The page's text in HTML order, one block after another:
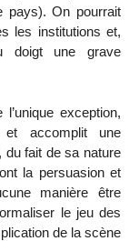
pays). On pourrait
les institutions et,
doigt une grave
exception,
et accomplit une
du fait de sa nature
la persuasion et
manière être
le jeu des
de la scène